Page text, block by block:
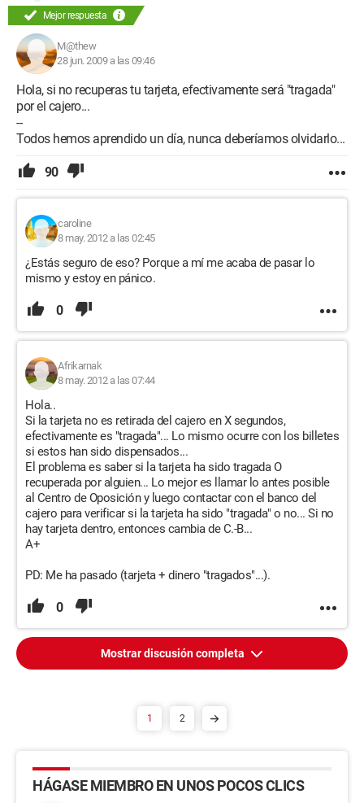
Mejor respuesta
M@thew
28 jun. 2009 a las 09:46
Hola, si no recuperas tu tarjeta, efectivamente será "tragada"
por el cajero...
--
Todos hemos aprendido un día, nunca deberíamos olvidarlo...
90
caroline
8 may. 2012 a las 02:45
¿Estás seguro de eso? Porque a mí me acaba de pasar lo
mismo y estoy en pánico.
0
Afrikarnak
8 may. 2012 a las 07:44
Hola..
Si la tarjeta no es retirada del cajero en X segundos,
efectivamente es "tragada"... Lo mismo ocurre con los billetes
si estos han sido dispensados...
El problema es saber si la tarjeta ha sido tragada O
recuperada por alguien... Lo mejor es llamar lo antes posible
al Centro de Oposición y luego contactar con el banco del
cajero para verificar si la tarjeta ha sido "tragada" o no... Si no
hay tarjeta dentro, entonces cambia de C.-B...
A+
PD: Me ha pasado (tarjeta + dinero "tragados"...).
0
Mostrar discusión completa
1 2
HÁGASE MIEMBRO EN UNOS POCOS CLICS